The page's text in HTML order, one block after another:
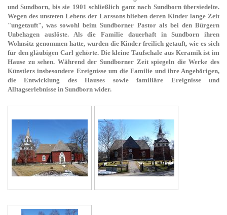
und Sundborn, bis sie 1901 schließlich ganz nach Sundborn übersiedelte.
Wegen des unsteten Lebens der Larssons blieben deren Kinder lange Zeit
"ungetauft", was sowohl beim Sundborner Pastor als bei den Bürgern
Unbehagen auslöste. Als die Familie dauerhaft in Sundborn ihren
Wohnsitz genommen hatte, wurden die Kinder freilich getauft, wie es sich
für den gläubigen Carl gehörte. Die kleine Taufschale aus Keramik ist im
Hause zu sehen. Während der Sundborner Zeit spiegeln die Werke des
Künstlers insbesondere Ereignisse um die Familie und ihre Angehörigen,
die Entwicklung des Hauses sowie familiäre Ereignisse und
Alltagserlebnisse in Sundborn wider.